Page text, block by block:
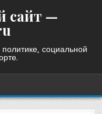
сайт —
социальной